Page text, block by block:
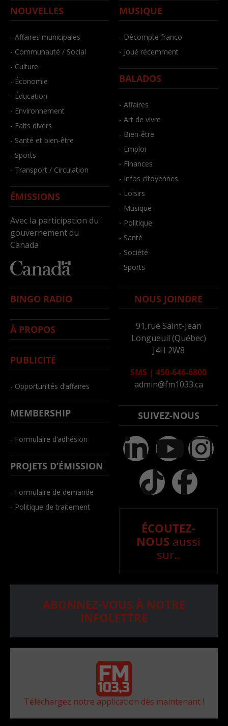
NOUVELLES
- Affaires municipales
- Communauté / Social
- Culture
- Économie
- Éducation
- Environnement
- Faits divers
- Santé et bien-être
- Sports
- Transport / Circulation
ÉMISSIONS
Avec la participation du
gouvernement du
Canada
MUSIQUE
- Décompte franco
- Joué récemment
BALADOS
- Affaires
- Art de vivre
- Bien-être
- Emploi
- Finances
- Infos citoyennes
- Loisirs
- Musique
- Politique
- Santé
- Société
- Sports
BINGO RADIO
À PROPOS
PUBLICITÉ
- Opportunités d’affaires
MEMBERSHIP
- Formulaire d’adhésion
PROJETS D’ÉMISSION
- Formulaire de demande
- Politique de traitement
NOUS JOINDRE
91,rue Saint-Jean
Longueuil (Québec)
J4H 2W8
SMS | 450-646-6800
admin@fm1033.ca
SUIVEZ-NOUS
ÉCOUTEZ-
NOUS aussi
sur..
ABONNEZ-VOUS À NOTRE
INFOLETTRE
Téléchargez notre application dès maintenant !